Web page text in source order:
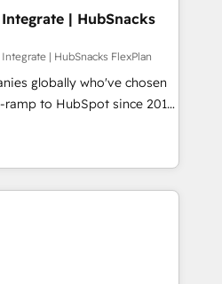
Partner 🏆2019
Award 🏆2019
Impact Award 🏆
Impact Award 🏆2017
Impact Award 🏆2016
Impact Award 🏆2015
of the Year 🏆2015
HubSpot Marketplace
Became a HubSpot
| HubSnacks
| HubSnacks FlexPlan
globally who've chosen
ramp to HubSpot since 2014
that accelerate value...
New or Check-fixing existing
3️⃣ Integrate |
Integration project... ⬅️
⬅️ to access 150+ Kickstart
put HubSpot in the center